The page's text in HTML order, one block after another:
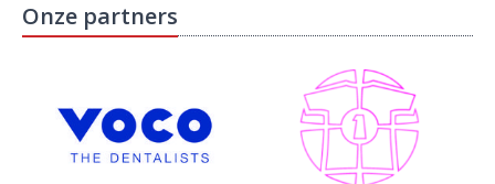
Onze partners